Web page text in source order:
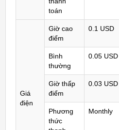
toán
Giá
điện
Giờ cao
điểm
0.1 USD
Bình
thường
0.05 USD
Giờ thấp
điểm
0.03 USD
Phương
thức
Monthly